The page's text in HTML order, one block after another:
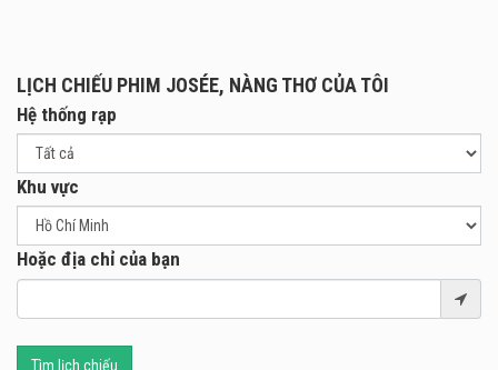
LỊCH CHIẾU PHIM JOSÉE, NÀNG THƠ CỦA TÔI
Hệ thống rạp
Khu vực
Hoặc địa chỉ của bạn
Tìm lịch chiếu